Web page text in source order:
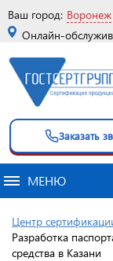
Ваш город: Воронеж
Онлайн-
Заказать
МЕНЮ
Центр
Разработка
средства в Казани